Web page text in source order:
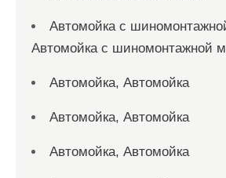
Автомойка с
Автомойка с шиномонтажной
Автомойка, Автомойка
Автомойка, Автомойка
Автомойка, Автомойка